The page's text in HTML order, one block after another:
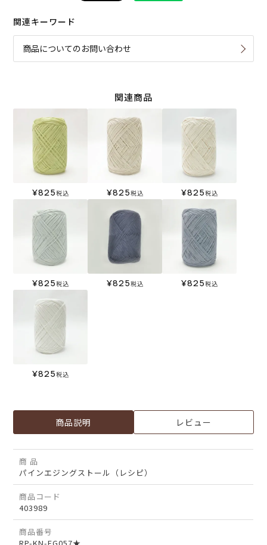
関連キーワード
商品についてのお問い合わせ
関連商品
¥825税込 ¥825税込 ¥825税込
¥825税込 ¥825税込 ¥825税込
¥825税込
商品説明 レビュー
商 品
パインエジングストール（レシピ）
商品コード
403989
商品番号